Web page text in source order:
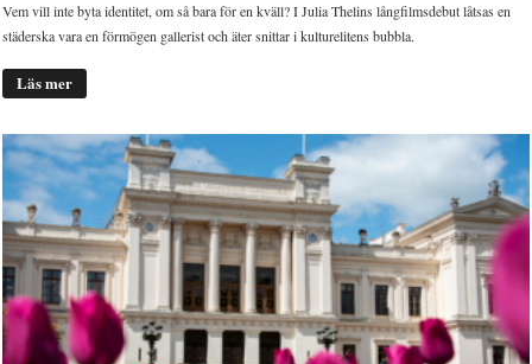
Vem vill inte byta identitet, om så bara för en kväll? I Julia Thelins långfilmsdebut låtsas en
städerska vara en förmögen gallerist och äter snittar i kulturelitens bubbla.
Läs mer